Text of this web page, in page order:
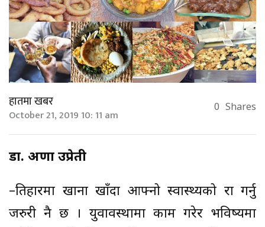
हातमा खबर
October 21, 2019 10: 11 am 0 Shares
डा. अरुणा उप्रेती
–तिहारमा खाना खाँदा आफ्नो स्वास्थ्यको रक्षा गर्नु
जरुरी नै छ । युवावस्थामा काम गरेर भविष्यमा